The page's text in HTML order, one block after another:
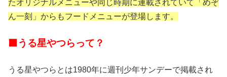
たオリジナルメニューや同じ時期に連載されていて「めぞ
ん一刻」からもフードメニューが登場します。
⬛うる星やつらって？
うる星やつらとは1980年に週刊少年サンデーで掲載され